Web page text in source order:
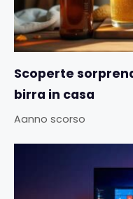
Scoperte
birra in casa
Aanno scorso